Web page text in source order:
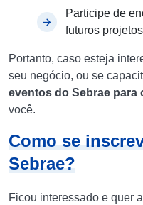
Participe de
futuros
Portanto, caso esteja
seu negócio, ou se
eventos do Sebrae para
você.
Como se
Sebrae?
Ficou interessado e quer